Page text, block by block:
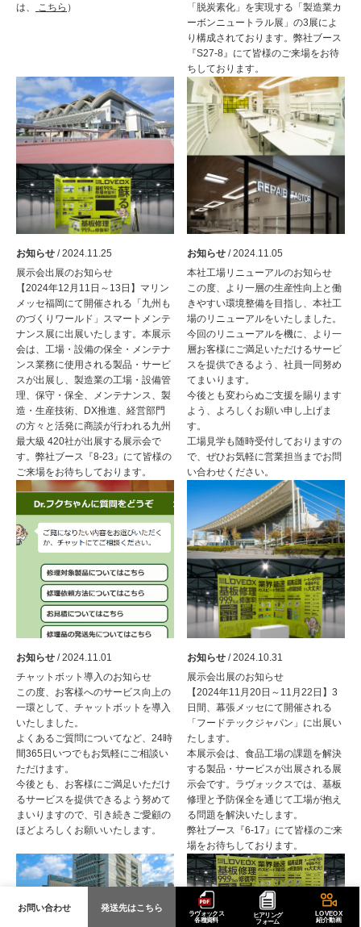
お問い合わせ 発送先はこちら
ラヴォックス
各種資料
ヒアリング
フォーム
LOVEOX
紹介動画
は、
こちら ）
「脱炭素化」を実現する「製造業カ
ーボンニュートラル展」の3展によ
り構成されております。弊社ブース
『S27-8』にて皆様のご来場をお待
ちしております。
お知らせ / 2024.11.25
展示会出展のお知らせ
【2024年12月11日～13日】マリン
メッセ福岡にて開催される「九州も
のづくりワールド」スマートメンテ
ナンス展に出展いたします。本展示
会は、工場・設備の保全・メンテナ
ンス業務に使用される製品・サービ
スが出展し、製造業の工場・設備管
理、保守・保全、メンテナンス、製
造・生産技術、DX推進、経営部門
の方々と活発に商談が行われる九州
最大級 420社が出展する展示会で
す。弊社ブース『8-23』にて皆様の
ご来場をお待ちしております。
お知らせ / 2024.11.05
本社工場リニューアルのお知らせ
この度、より一層の生産性向上と働
きやすい環境整備を目指し、本社工
場のリニューアルをいたしました。
今回のリニューアルを機に、より一
層お客様にご満足いただけるサービ
スを提供できるよう、社員一同努め
てまいります。
今後とも変わらぬご支援を賜ります
よう、よろしくお願い申し上げま
す。
工場見学も随時受付しておりますの
で、ぜひお気軽に営業担当までお問
い合わせください。
お知らせ / 2024.11.01
チャットボット導入のお知らせ
この度、お客様へのサービス向上の
一環として、チャットボットを導入
いたしました。
よくあるご質問についてなど、24時
間365日いつでもお気軽にご相談い
ただけます。
今後とも、お客様にご満足いただけ
るサービスを提供できるよう努めて
まいりますので、引き続きご愛顧の
ほどよろしくお願いいたします。
お知らせ / 2024.10.31
展示会出展のお知らせ
【2024年11月20日～11月22日】3
日間、幕張メッセにて開催される
「フードテックジャパン」に出展い
たします。
本展示会は、食品工場の課題を解決
する製品・サービスが出展される展
示会です。ラヴォックスでは、基板
修理と予防保全を通じて工場が抱え
る問題を解決いたします。
弊社ブース『6-17』にて皆様のご来
場をお待ちしております。